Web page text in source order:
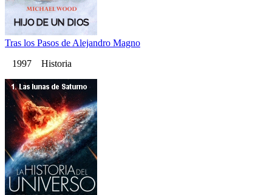
Tras los Pasos de Alejandro Magno
1997 Historia